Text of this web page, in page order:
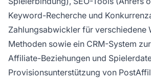
Keyword-Recherche und
Zahlungsabwickler für verschiedene
Methoden sowie ein CRM-System
Affiliate-Beziehungen und
Provisionsunterstützung von